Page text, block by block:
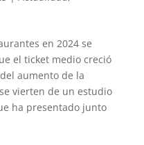
en 2024 se
el ticket medio creció
aumento de la
vierten de un estudio
ha presentado junto